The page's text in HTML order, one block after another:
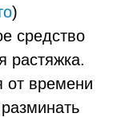
)
средство
растяжка.
от времени